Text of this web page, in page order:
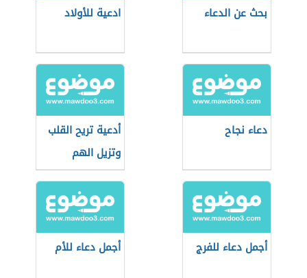
بحث عن الدعاء ادعية للأولاد
دعاء نجاح
أدعية تريح القلب
وتزيل الهم
أجمل دعاء للفرج أجمل دعاء للأم